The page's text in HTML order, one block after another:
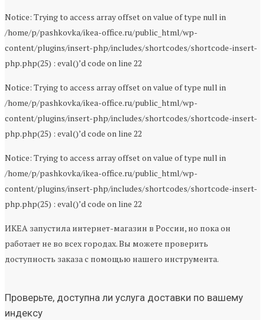
Notice: Trying to access array offset on value of type null in
/home/p/pashkovka/ikea-office.ru/public_html/wp-
content/plugins/insert-php/includes/shortcodes/shortcode-insert-
php.php(25) : eval()’d code on line 22
Notice: Trying to access array offset on value of type null in
/home/p/pashkovka/ikea-office.ru/public_html/wp-
content/plugins/insert-php/includes/shortcodes/shortcode-insert-
php.php(25) : eval()’d code on line 22
Notice: Trying to access array offset on value of type null in
/home/p/pashkovka/ikea-office.ru/public_html/wp-
content/plugins/insert-php/includes/shortcodes/shortcode-insert-
php.php(25) : eval()’d code on line 22
ИКЕА запустила интернет-магазин в России, но пока он
работает не во всех городах. Вы можете проверить
доступность заказа с помощью нашего инструмента.
Проверьте, доступна ли услуга доставки по вашему
индексу